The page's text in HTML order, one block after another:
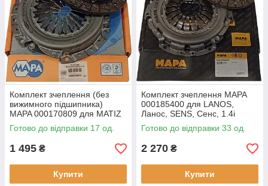
Комплект зчеплення (без
вижимного підшипника)
MAPA 000170809 для MATIZ
0.8, Chevrolet Spark 0.8,
профіль маточини: 17.1x19.7,
Готово до відправки 17 од.
1 495 ₴
Купити
Комплект зчеплення MAPA
000185400 для LANOS,
Ланос, SENS, Сенс, 1.4i
Готово до відправки 33 од.
2 270 ₴
Купити